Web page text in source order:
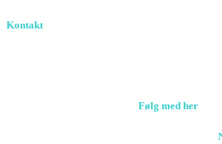
Kontakt
Følg med her